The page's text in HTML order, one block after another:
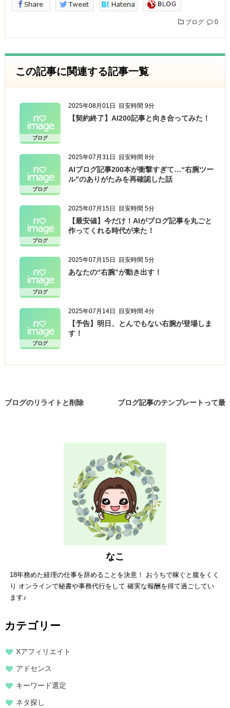
ブログ 0
この記事に関連する記事一覧
ブログ
2025年08月01日 目安時間 9分
【契約終了】AI200記事と向き合ってみた！
ブログ
2025年07月31日 目安時間 8分
AIブログ記事200本が衝撃すぎて…“右腕ツー
ル”のありがたみを再確認した話
ブログ
2025年07月15日 目安時間 5分
【最安値】今だけ！AIがブログ記事を丸ごと
作ってくれる時代が来た！
ブログ
2025年07月15日 目安時間 5分
あなたの“右腕”が動き出す！
ブログ
2025年07月14日 目安時間 4分
【予告】明日、とんでもない右腕が登場しま
す！
ブログのリライトと削除
ブログ記事のテンプレートって最
なこ
18年務めた経理の仕事を辞めることを決意！ おうちで稼ぐと腹をくく
り オンラインで秘書や事務代行をして 確実な報酬を得て過ごしてい
ます♪
カテゴリー
Xアフィリエイト
アドセンス
キーワード選定
ネタ探し